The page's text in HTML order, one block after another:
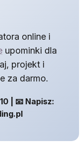
online i
upominki dla
projekt i
za darmo.
| 📧 Napisz: